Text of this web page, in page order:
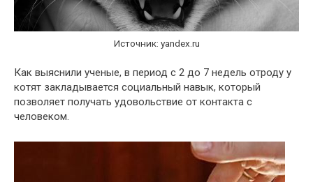
Источник: yandex.ru
Как выяснили ученые, в период с 2 до 7 недель отроду у
котят закладывается социальный навык, который
позволяет получать удовольствие от контакта с
человеком.